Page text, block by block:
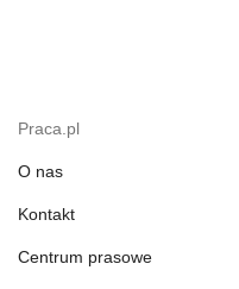
Praca.pl
O nas
Kontakt
Centrum prasowe